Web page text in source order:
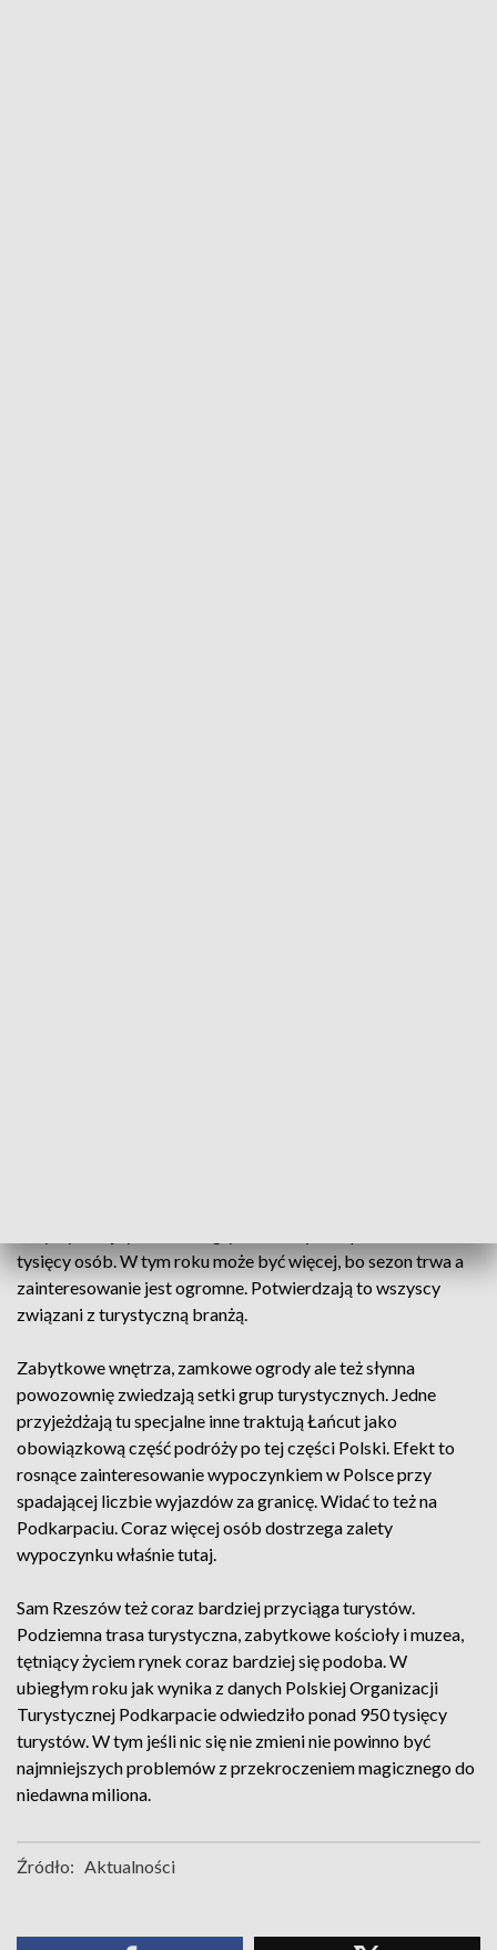
tysięcy osób. W tym roku może być więcej, bo sezon trwa a
zainteresowanie jest ogromne. Potwierdzają to wszyscy
związani z turystyczną branżą.
Zabytkowe wnętrza, zamkowe ogrody ale też słynna
powozownię zwiedzają setki grup turystycznych. Jedne
przyjeżdżają tu specjalne inne traktują Łańcut jako
obowiązkową część podróży po tej części Polski. Efekt to
rosnące zainteresowanie wypoczynkiem w Polsce przy
spadającej liczbie wyjazdów za granicę. Widać to też na
Podkarpaciu. Coraz więcej osób dostrzega zalety
wypoczynku właśnie tutaj.
Sam Rzeszów też coraz bardziej przyciąga turystów.
Podziemna trasa turystyczna, zabytkowe kościoły i muzea,
tętniący życiem rynek coraz bardziej się podoba. W
ubiegłym roku jak wynika z danych Polskiej Organizacji
Turystycznej Podkarpacie odwiedziło ponad 950 tysięcy
turystów. W tym jeśli nic się nie zmieni nie powinno być
najmniejszych problemów z przekroczeniem magicznego do
niedawna miliona.
Źródło: Aktualności